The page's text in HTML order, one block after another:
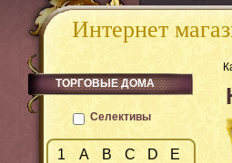
Интернет
ТОРГОВЫЕ ДОМА
Селективы
1 A B C D
E